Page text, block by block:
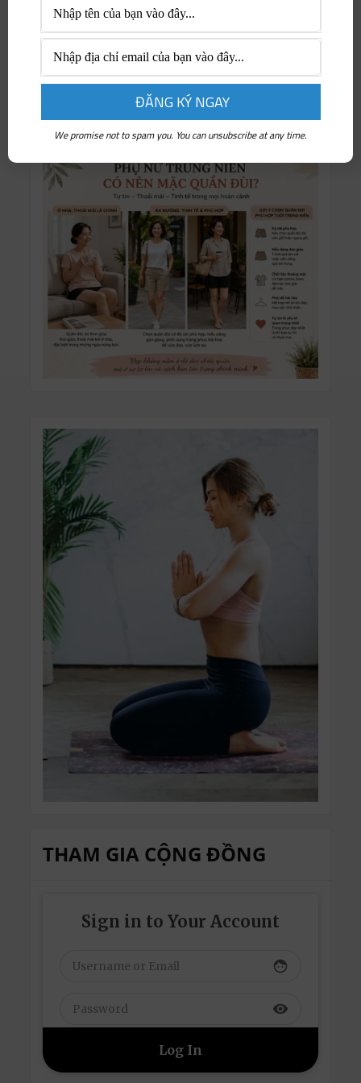
Thịnh hành
Thông tin doanh nghiệp
Tri thức & Nghệ thuật
Tuyển dụng & Việc làm
THAM GIA CỘNG ĐỒNG
Sign in to Your Account
face
visibility
We promise not to spam you. You can unsubscribe at any time.